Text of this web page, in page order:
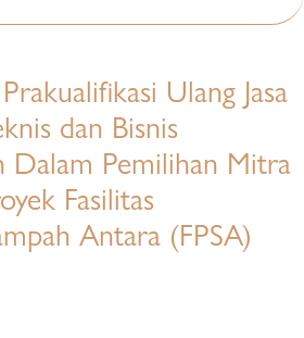
Ulang Jasa
dan Bisnis
Dalam Pemilihan Mitra
Fasilitas
Antara (FPSA)